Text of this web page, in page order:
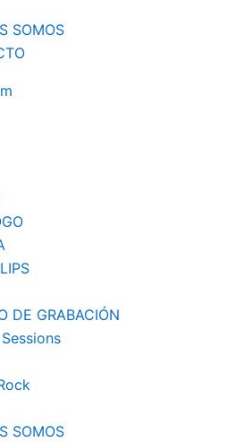
SOMOS
DE GRABACIÓN
SOMOS